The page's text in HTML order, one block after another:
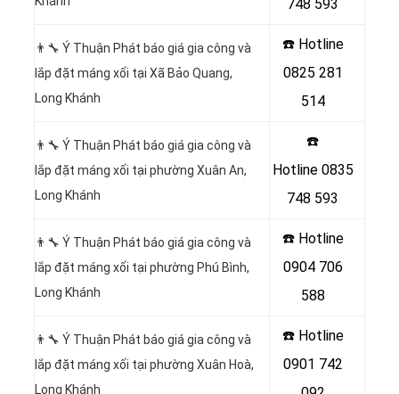
748 593
👨‍🔧 Ý Thuận Phát báo giá gia công và
lắp đặt máng xối tại Xã Bảo Quang,
Long Khánh
☎️ Hotline
0825 281
514
👨‍🔧 Ý Thuận Phát báo giá gia công và
lắp đặt máng xối tại phường Xuân An,
Long Khánh
☎️
Hotline0835
748 593
👨‍🔧 Ý Thuận Phát báo giá gia công và
lắp đặt máng xối tại phường Phú Bình,
Long Khánh
☎️ Hotline
0904 706
588
👨‍🔧 Ý Thuận Phát báo giá gia công và
lắp đặt máng xối tại phường Xuân Hoà,
Long Khánh
☎️ Hotline
0901 742